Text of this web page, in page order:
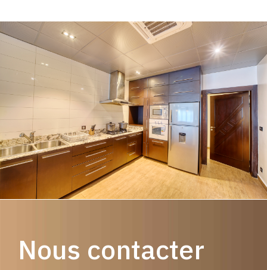
Nous contacter